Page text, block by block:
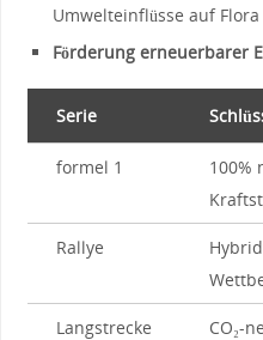
Umwelteinflüsse auf
Förderung erneuerbarer
Serie
formel⁣ 1
100%
Rallye
Langstrecke
CO₂-